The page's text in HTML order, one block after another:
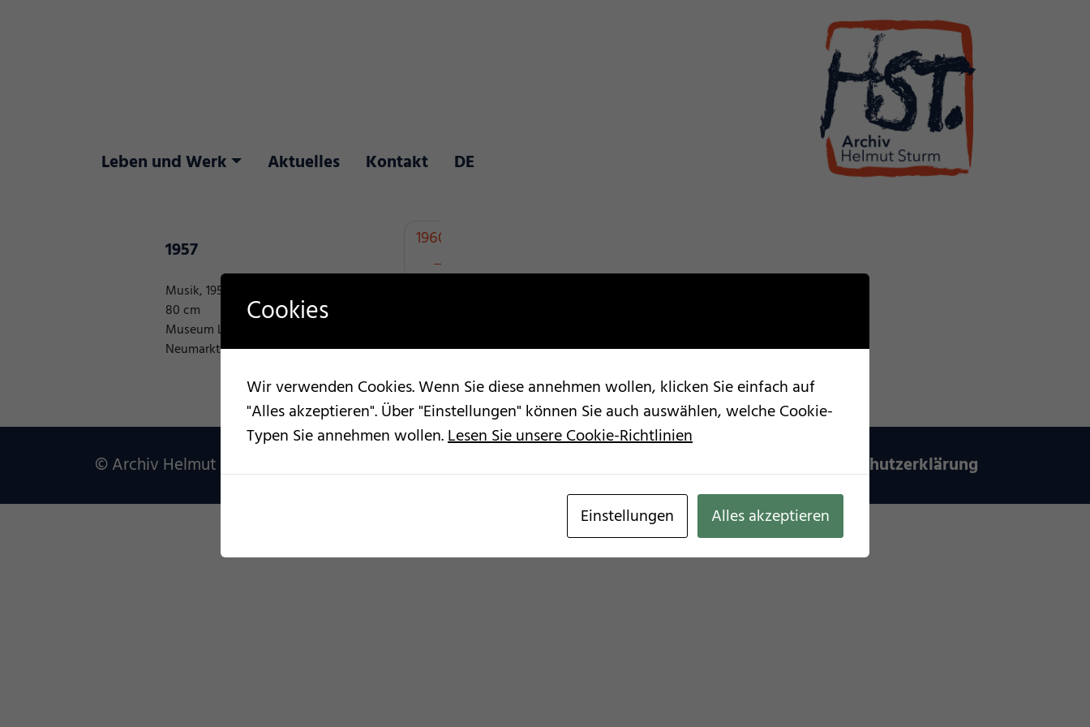
Leben und Werk Aktuelles Kontakt DE
1957
Musik, 1957, Öl auf Rupfen, 115 ×
80 cm
Museum Lothar Fischer,
Neumarkt i.d.OPf.
Beitragsnavigation
1960
© Archiv Helmut Sturm 2020 Datenschutzerklärung
Cookies
Wir verwenden Cookies. Wenn Sie diese annehmen wollen, klicken Sie einfach auf
"Alles akzeptieren". Über "Einstellungen" können Sie auch auswählen, welche Cookie-
Typen Sie annehmen wollen.Lesen Sie unsere Cookie-Richtlinien
Einstellungen Alles akzeptieren